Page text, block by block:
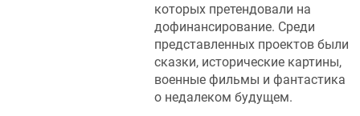
которых претендовали на
дофинансирование. Среди
представленных проектов были
сказки, исторические картины,
военные фильмы и фантастика
о недалеком будущем.